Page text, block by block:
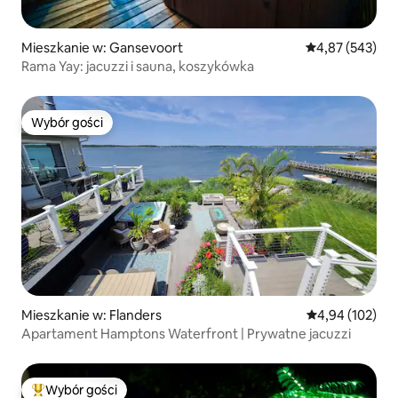
Mieszkanie w: Gansevoort Średnia
4,87 (543)
Rama Yay: jacuzzi i sauna, koszykówka
Wybór gości
Wybór gości
Mieszkanie w: Flanders Średnia
4,94 (102)
Apartament Hamptons Waterfront | Prywatne jacuzzi
Wybór gości